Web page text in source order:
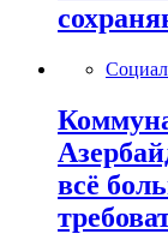
всё